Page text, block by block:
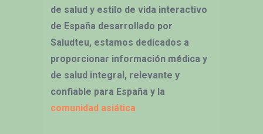
de salud y estilo de vida interactivo
de España desarrollado por
Saludteu, estamos dedicados a
proporcionar información médica y
de salud integral, relevante y
confiable para España y la
comunidad asiática